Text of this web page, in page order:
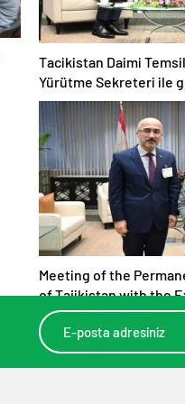
Tacikistan Daimi
Yürütme Sekreteri ile
Meeting of the
of Tajikistan with the
of UNESCAP